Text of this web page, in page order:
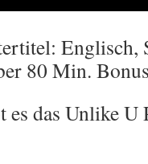
Englisch,
80 Min.
das Unlike U